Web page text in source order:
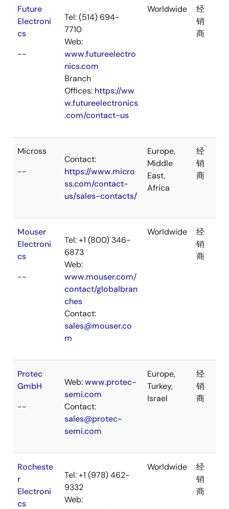
Future
Electroni
cs
--
Tel: (514) 694-
7710
Web:
www.futureelectro
nics.com
Branch
Offices: https://ww
w.futureelectronics
.com/contact-us
Worldwide
经
销
商
Micross
--
Contact:
https://www.micro
ss.com/contact-
us/sales-contacts/
Europe,
Middle
East,
Africa
经
销
商
Mouser
Electroni
cs
--
Tel: +1 (800) 346-
6873
Web:
www.mouser.com/
contact/globalbran
ches
Contact:
sales@mouser.co
m
Worldwide
经
销
商
Protec
GmbH
--
Web:www.protec-
semi.com
Contact:
sales@protec-
semi.com
Europe,
Turkey,
Israel
经
销
商
Rocheste
r
Electroni
cs
Tel: +1 (978) 462-
9332
Web:
Worldwide
经
销
商